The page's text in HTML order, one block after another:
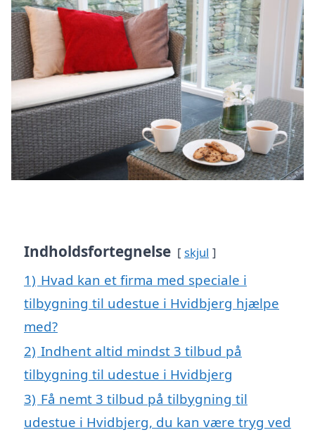
Indholdsfortegnelse skjul
1) Hvad kan et firma med speciale i
tilbygning til udestue i Hvidbjerg hjælpe
med?
2) Indhent altid mindst 3 tilbud på
tilbygning til udestue i Hvidbjerg
3) Få nemt 3 tilbud på tilbygning til
udestue i Hvidbjerg, du kan være tryg ved